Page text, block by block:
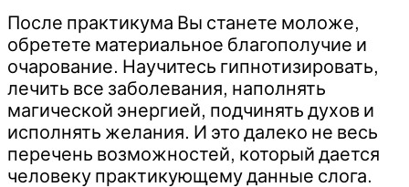
После практикума Вы станете моложе,
обретете материальное благополучие и
очарование. Научитесь гипнотизировать,
лечить все заболевания, наполнять
магической энергией, подчинять духов и
исполнять желания. И это далеко не весь
перечень возможностей, который дается
человеку практикующему данные слога.